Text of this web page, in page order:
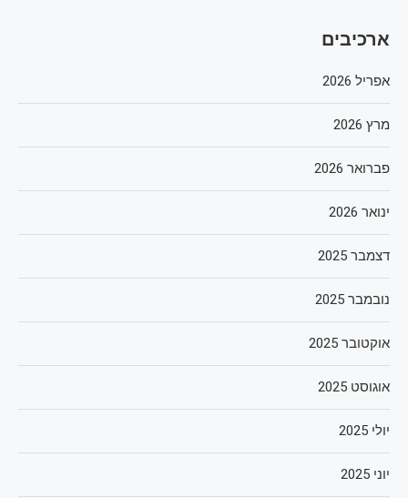
ארכיבים
אפריל 2026
מרץ 2026
פברואר 2026
ינואר 2026
דצמבר 2025
נובמבר 2025
אוקטובר 2025
אוגוסט 2025
יולי 2025
יוני 2025